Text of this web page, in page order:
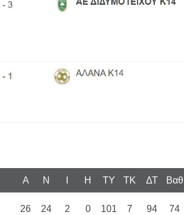
Α N H TY TK ΔΤ Βαθ
26 24 2 0 101 7 94 74